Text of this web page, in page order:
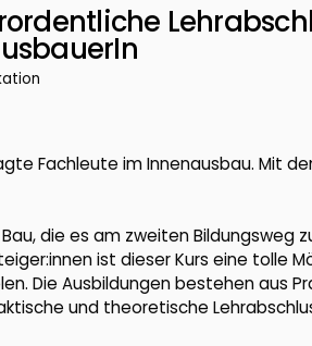
Fachleute im Innenausbau. Mit
die es am zweiten Bildungsweg
ist dieser Kurs eine tolle
Die Ausbildungen bestehen aus
und theoretische